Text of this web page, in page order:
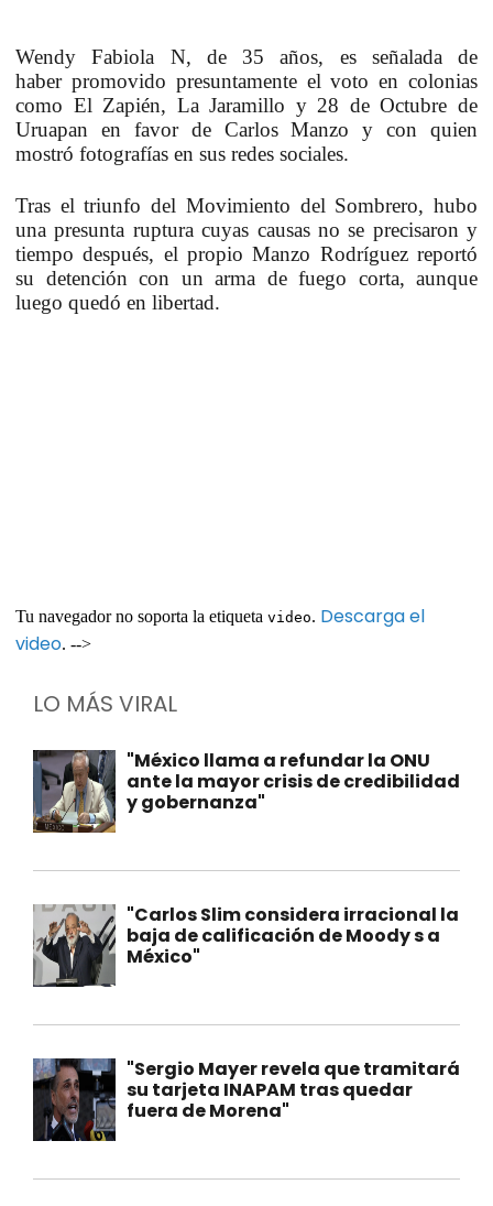
Wendy Fabiola N, de 35 años, es señalada de
haber promovido presuntamente el voto en colonias
como El Zapién, La Jaramillo y 28 de Octubre de
Uruapan en favor de Carlos Manzoy con quien
mostró fotografías en sus redes sociales.
Tras el triunfo del Movimiento del Sombrero, hubo
una presunta ruptura cuyas causas no se precisaron y
tiempo después, el propio Manzo Rodríguez reportó
su detención con un arma de fuego corta, aunque
luego quedó en libertad.
Tu navegador no soporta la etiqueta video. Descarga el
video. -->
LO MÁS VIRAL
"México llama a refundar la ONU
ante la mayor crisis de credibilidad
y gobernanza"
"Carlos Slim considera irracional la
baja de calificación de Moody s a
México"
"Sergio Mayer revela que tramitará
su tarjeta INAPAM tras quedar
fuera de Morena"